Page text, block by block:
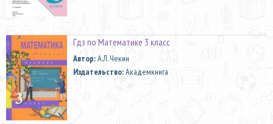
Гдз по Математике 3 класс
Автор:А.Л. Чекин
Издательство:Академкнига